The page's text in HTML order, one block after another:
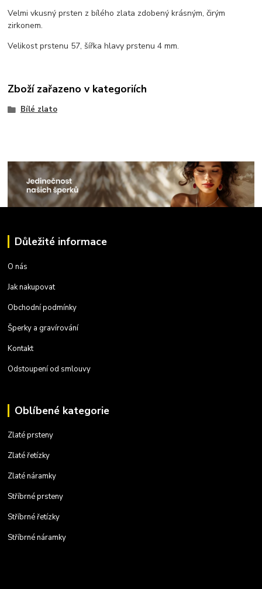
Velmi vkusný prsten z bílého zlata zdobený krásným, čirým
zirkonem.
Velikost prstenu 57, šířka hlavy prstenu 4 mm.
Zboží zařazeno v kategoriích
Bílé zlato
Důležité informace
O nás
Jak nakupovat
Obchodní podmínky
Šperky a gravírování
Kontakt
Odstoupení od smlouvy
Oblíbené kategorie
Zlaté prsteny
Zlaté řetízky
Zlaté náramky
Stříbrné prsteny
Stříbrné řetízky
Stříbrné náramky